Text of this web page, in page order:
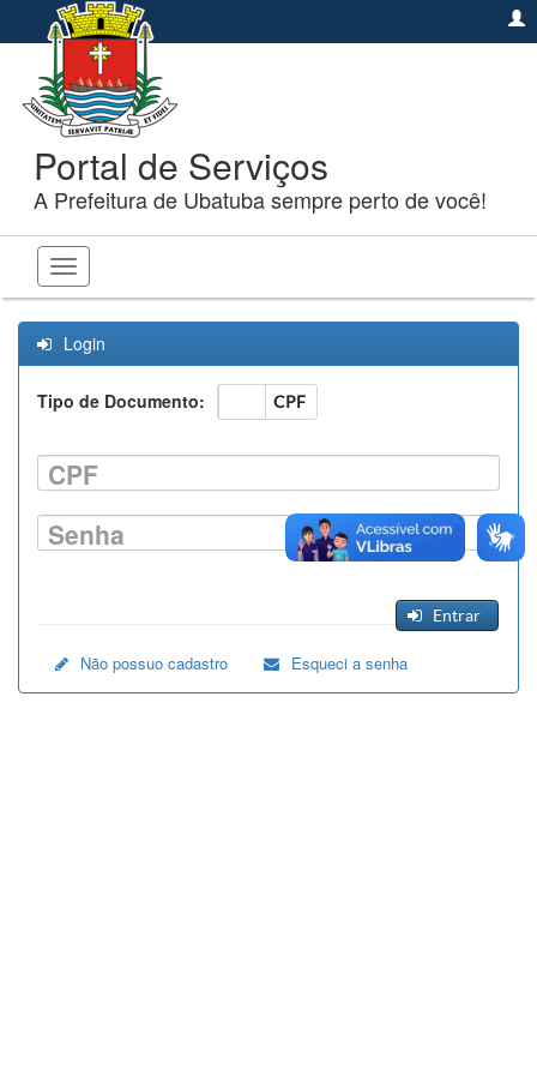
Portal de Serviços
A Prefeitura de Ubatuba sempre perto de você!
Toggle
navigation
Login
Tipo de Documento: CPF
CNPJ
CPF
Senha
Entrar
Não possuo cadastro Esqueci a senha